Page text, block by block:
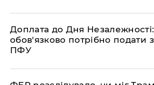
Доплата до Дня
обов'язково потрібно подати
ПФУ